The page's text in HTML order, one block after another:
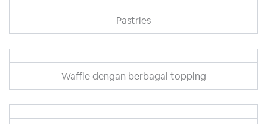
Pastries
Waffle dengan berbagai topping